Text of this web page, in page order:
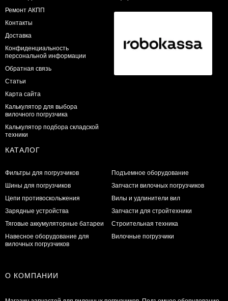
Ремонт АКПП
Контакты
Доставка
Конфиденциальность
персональной информации
Обратная связь
Статьи
Карта сайта
Калькулятор для выбора
вилочного погрузчика
Калькулятор подбора складской
техники
КАТАЛОГ
Фильтры для погрузчиков
Шины для погрузчиков
Цепи противоскольжения
Зарядные устройства
Тяговые аккумуляторные батареи
Навесное оборудование для
вилочных погрузчиков
Подъемное оборудование
Запчасти вилочных погрузчиков
Вилы и удлинители вил
Запчасти для стройтехники
Строительная техника
Вилочные погрузчики
О КОМПАНИИ